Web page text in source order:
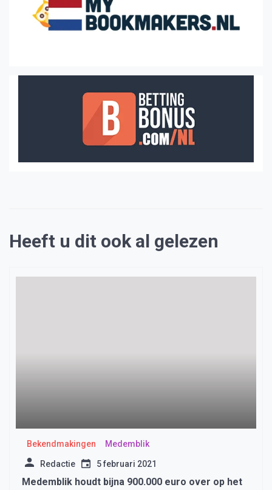
Heeft u dit ook al gelezen
Bekendmakingen Medemblik
Redactie 5 februari 2021
Medemblik houdt bijna 900.000 euro over op het